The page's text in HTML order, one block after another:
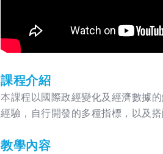
課程介紹
本課程以國際政經變化及經濟數據
經驗，自行開發的多種指標，以及
教學內容